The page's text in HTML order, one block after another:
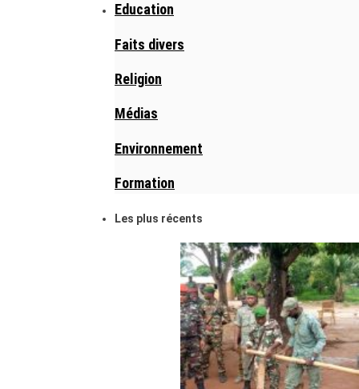
Education
Faits divers
Religion
Médias
Environnement
Formation
Les plus récents